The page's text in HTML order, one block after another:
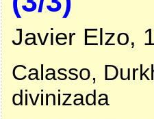
Javier Elzo,
Calasso,
divinizada